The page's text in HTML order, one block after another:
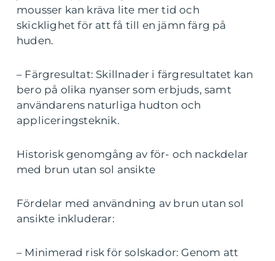
mousser kan kräva lite mer tid och
skicklighet för att få till en jämn färg på
huden.
– Färgresultat: Skillnader i färgresultatet kan
bero på olika nyanser som erbjuds, samt
användarens naturliga hudton och
appliceringsteknik.
Historisk genomgång av för- och nackdelar
med brun utan sol ansikte
Fördelar med användning av brun utan sol
ansikte inkluderar:
– Minimerad risk för solskador: Genom att